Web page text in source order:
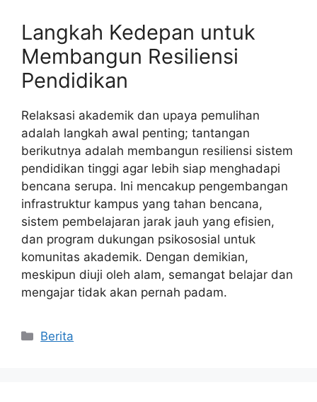
Langkah Kedepan untuk
Membangun Resiliensi
Pendidikan
Relaksasi akademik dan upaya pemulihan
adalah langkah awal penting; tantangan
berikutnya adalah membangun resiliensi sistem
pendidikan tinggi agar lebih siap menghadapi
bencana serupa. Ini mencakup pengembangan
infrastruktur kampus yang tahan bencana,
sistem pembelajaran jarak jauh yang efisien,
dan program dukungan psikososial untuk
komunitas akademik. Dengan demikian,
meskipun diuji oleh alam, semangat belajar dan
mengajar tidak akan pernah padam.
Kategori
Berita